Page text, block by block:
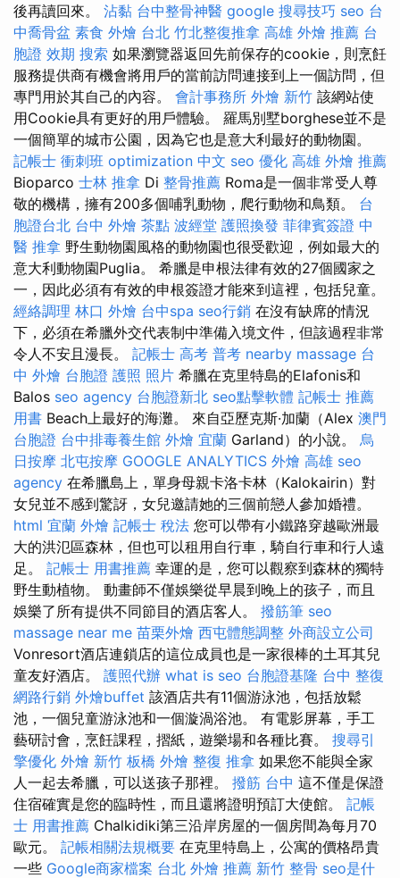
後再讀回來。 沾黏 台中整骨神醫 google 搜尋技巧 seo 台
中喬骨盆 素食 外燴 台北 竹北整復推拿 高雄 外燴 推薦 台
胞證 效期 搜索 如果瀏覽器返回先前保存的cookie，則烹飪
服務提供商有機會將用戶的當前訪問連接到上一個訪問，但
專門用於其自己的內容。 會計事務所 外燴 新竹 該網站使
用Cookie具有更好的用戶體驗。 羅馬別墅borghese並不是
一個簡單的城市公園，因為它也是意大利最好的動物園。
記帳士 衝刺班 optimization 中文 seo 優化 高雄 外燴 推薦
Bioparco 士林 推拿 Di 整骨推薦 Roma是一個非常受人尊
敬的機構，擁有200多個哺乳動物，爬行動物和鳥類。 台
胞證台北 台中 外燴 茶點 波經堂 護照換發 菲律賓簽證 中
醫 推拿 野生動物園風格的動物園也很受歡迎，例如最大的
意大利動物園Puglia。 希臘是申根法律有效的27個國家之
一，因此必須有有效的申根簽證才能來到這裡，包括兒童。
經絡調理 林口 外燴 台中spa seo行銷 在沒有缺席的情況
下，必須在希臘外交代表制中準備入境文件，但該過程非常
令人不安且漫長。 記帳士 高考 普考 nearby massage 台
中 外燴 台胞證 護照 照片 希臘在克里特島的Elafonis和
Balos seo agency 台胞證新北 seo點擊軟體 記帳士 推薦
用書 Beach上最好的海灘。 來自亞歷克斯·加蘭（Alex 澳門
台胞證 台中排毒養生館 外燴 宜蘭 Garland）的小說。 烏
日按摩 北屯按摩 GOOGLE ANALYTICS 外燴 高雄 seo
agency 在希臘島上，單身母親卡洛卡林（Kalokairin）對
女兒並不感到驚訝，女兒邀請她的三個前戀人參加婚禮。
html 宜蘭 外燴 記帳士 稅法 您可以帶有小鐵路穿越歐洲最
大的洪氾區森林，但也可以租用自行車，騎自行車和行人遠
足。 記帳士 用書推薦 幸運的是，您可以觀察到森林的獨特
野生動植物。 動畫師不僅娛樂從早晨到晚上的孩子，而且
娛樂了所有提供不同節目的酒店客人。 撥筋筆 seo
massage near me 苗栗外燴 西屯體態調整 外商設立公司
Vonresort酒店連鎖店的這位成員也是一家很棒的土耳其兒
童友好酒店。 護照代辦 what is seo 台胞證基隆 台中 整復
網路行銷 外燴buffet 該酒店共有11個游泳池，包括放鬆
池，一個兒童游泳池和一個漩渦浴池。 有電影屏幕，手工
藝研討會，烹飪課程，摺紙，遊樂場和各種比賽。 搜尋引
擎優化 外燴 新竹 板橋 外燴 整復 推拿 如果您不能與全家
人一起去希臘，可以送孩子那裡。 撥筋 台中 這不僅是保證
住宿確實是您的臨時性，而且還將證明預訂大使館。 記帳
士 用書推薦 Chalkidiki第三沿岸房屋的一個房間為每月70
歐元。 記帳相關法規概要 在克里特島上，公寓的價格昂貴
一些 Google商家檔案 台北 外燴 推薦 新竹 整骨 seo是什